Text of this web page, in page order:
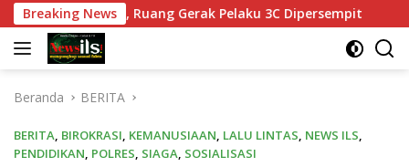
Langsung
ke
konten
Breaking News
Ruang Gerak Pelaku 3C Dipersempit Polres
Beranda BERITA
BERITA, BIROKRASI, KEMANUSIAAN, LALU LINTAS, NEWS ILS,
PENDIDIKAN, POLRES, SIAGA, SOSIALISASI